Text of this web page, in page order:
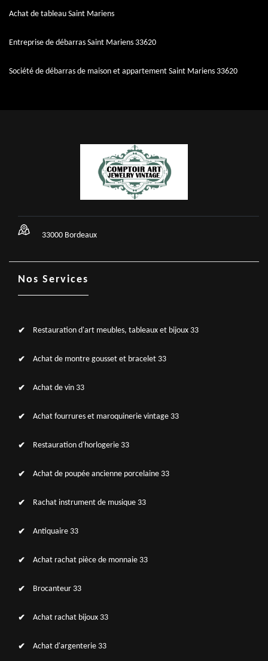
Achat de tableau Saint Mariens
Entreprise de débarras Saint Mariens 33620
Société de débarras de maison et appartement Saint Mariens 33620
33000 Bordeaux
Nos Services
Restauration d'art meubles, tableaux et bijoux 33
Achat de montre gousset et bracelet 33
Achat de vin 33
Achat fourrures et maroquinerie vintage 33
Restauration d'horlogerie 33
Achat de poupée ancienne porcelaine 33
Rachat instrument de musique 33
Antiquaire 33
Achat rachat pièce de monnaie 33
Brocanteur 33
Achat rachat bijoux 33
Achat d'argenterie 33